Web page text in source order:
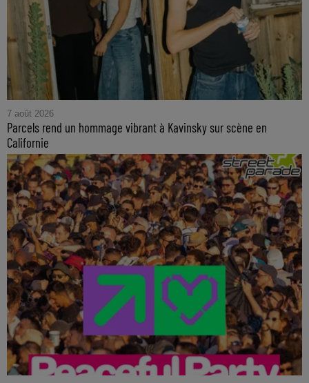
7 août 2026
Parcels rend un hommage vibrant à Kavinsky sur scène en
Californie